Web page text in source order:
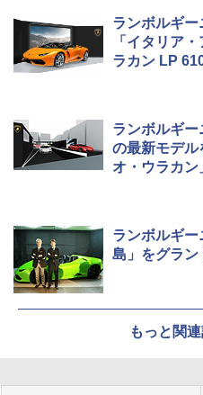
ランボルギ
「イタリア
ラカン LP
ランボルギ
の最新モデル
オ・ウラカン
ランボルギ
島」をグラン
もっと関